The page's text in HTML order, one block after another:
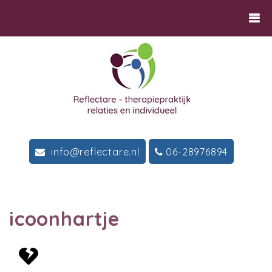
info@reflectare.nl 06-28976894
icoonhartje